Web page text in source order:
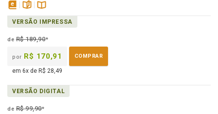
disponível
em
páginasDisponível
na
VERSÃO IMPRESSA
deR$ 189,90*
por R$ 170,91 COMPRAR
em 6x de R$ 28,49
VERSÃO DIGITAL
deR$ 99,90*